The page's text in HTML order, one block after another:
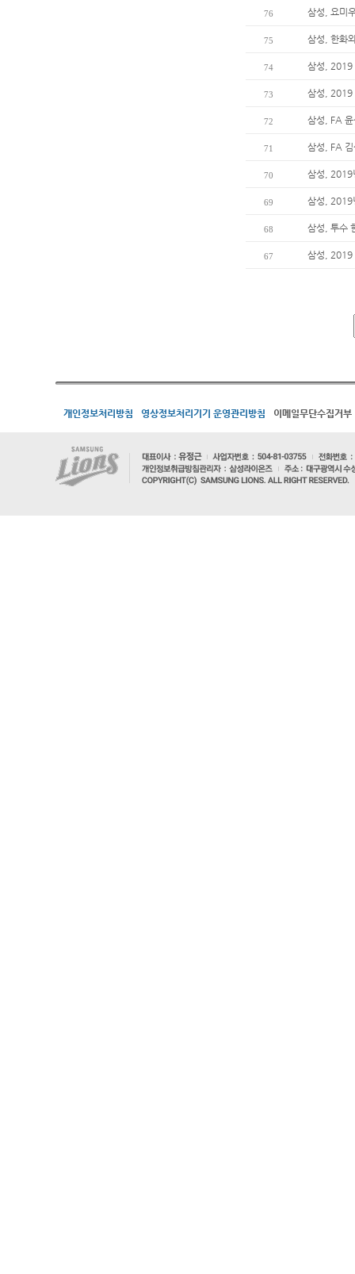
76 삼성, 요미
75 삼성, 한화
74 삼성, 2019
73 삼성, 2019
72 삼성, FA
71 삼성, FA
70 삼성, 2019
69 삼성, 2019
68 삼성, 투수
67 삼성, 2019
개인정보처리방침 영상정보처리기기 운영관리방침 이메일무단수집거부